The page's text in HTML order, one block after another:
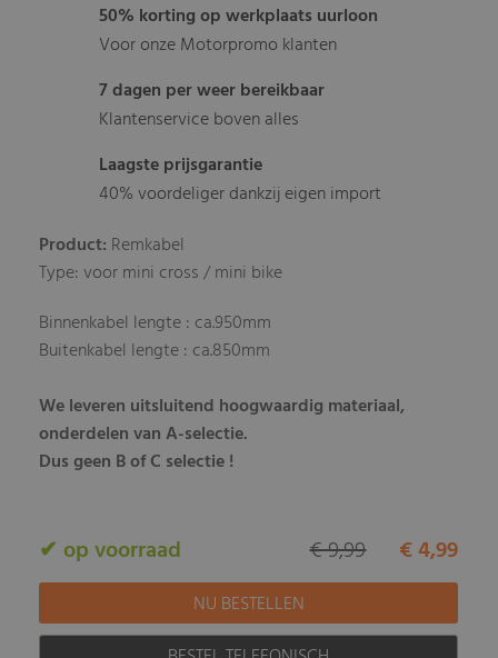
50% korting op werkplaats uurloon
Voor onze Motorpromo klanten
7 dagen per weer bereikbaar
Klantenservice boven alles
Laagste prijsgarantie
40% voordeliger dankzij eigen import
Product: Remkabel
Type: voor mini cross / mini bike
Binnenkabel lengte : ca.950mm
Buitenkabel lengte : ca.850mm
We leveren uitsluitend hoogwaardig materiaal,
onderdelen van A-selectie.
Dus geen B of C selectie !
✔ op voorraad € 4,99
€ 9,99